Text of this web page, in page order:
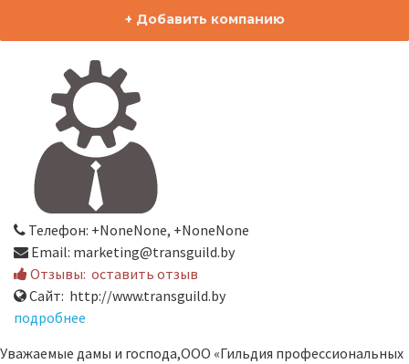
+ Добавить компанию
Телефон: +NoneNone, +NoneNone
Email: marketing@transguild.by
Отзывы: оставить отзыв
Сайт: http://www.transguild.by
подробнее
Уважаемые дамы и господа,ООО «Гильдия профессиональных